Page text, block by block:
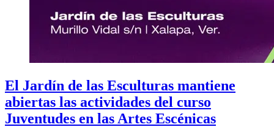
El Jardín de las Esculturas mantiene
abiertas las actividades del curso
Juventudes en las Artes Escénicas